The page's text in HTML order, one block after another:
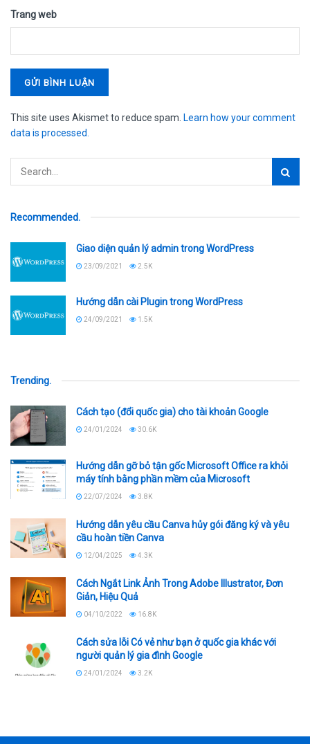
Trang web
This site uses Akismet to reduce spam. Learn how your comment
data is processed.
Recommended.
Giao diện quản lý admin trong WordPress
23/09/2021 2.5K
Hướng dẫn cài Plugin trong WordPress
24/09/2021 1.5K
Trending.
Cách tạo (đổi quốc gia) cho tài khoản Google
24/01/2024 30.6K
Hướng dẫn gỡ bỏ tận gốc Microsoft Office ra khỏi
máy tính bằng phần mềm của Microsoft
22/07/2024 3.8K
Hướng dẫn yêu cầu Canva hủy gói đăng ký và yêu
cầu hoàn tiền Canva
12/04/2025 4.3K
Cách Ngắt Link Ảnh Trong Adobe Illustrator, Đơn
Giản, Hiệu Quả
04/10/2022 16.8K
Cách sửa lỗi Có vẻ như bạn ở quốc gia khác với
người quản lý gia đình Google
24/01/2024 3.2K